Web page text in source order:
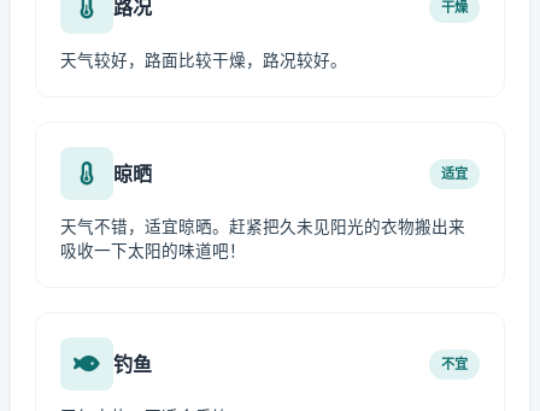
路况 干燥
天气较好，路面比较干燥，路况较好。
晾晒 适宜
天气不错，适宜晾晒。赶紧把久未见阳光的衣物搬出来
吸收一下太阳的味道吧！
钓鱼 不宜